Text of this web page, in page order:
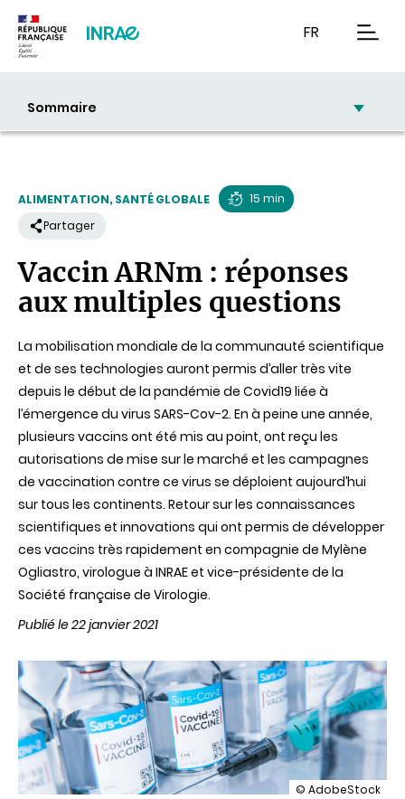
FR
Sommaire
ALIMENTATION, SANTÉ GLOBALE
lecture
15 min
Partager
Vaccin ARNm : réponses
aux multiples questions
La mobilisation mondiale de la communauté scientifique
et de ses technologies auront permis d’aller très vite
depuis le début de la pandémie de Covid19 liée à
l’émergence du virus SARS-Cov-2. En à peine une année,
plusieurs vaccins ont été mis au point, ont reçu les
autorisations de mise sur le marché et les campagnes
de vaccination contre ce virus se déploient aujourd’hui
sur tous les continents. Retour sur les connaissances
scientifiques et innovations qui ont permis de développer
ces vaccins très rapidement en compagnie de Mylène
Ogliastro, virologue à INRAE et vice-présidente de la
Société française de Virologie.
Publié le 22 janvier 2021
illustration
© AdobeStock